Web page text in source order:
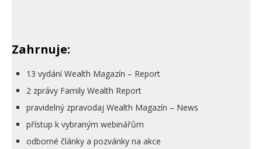
Zahrnuje:
13 vydání Wealth Magazín – Report
2 zprávy Family Wealth Report
pravidelný zpravodaj Wealth Magazín – News
přístup k vybraným webinářům
odborné články a pozvánky na akce